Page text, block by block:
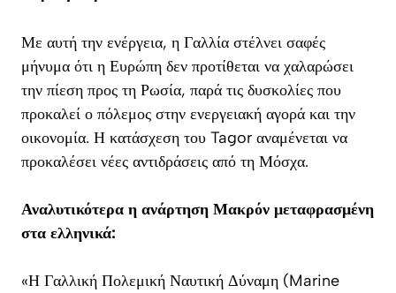
Με αυτή την ενέργεια, η Γαλλία στέλνει σαφές
μήνυμα ότι η Ευρώπη δεν προτίθεται να χαλαρώσει
την πίεση προς τη Ρωσία, παρά τις δυσκολίες που
προκαλεί ο πόλεμος στην ενεργειακή αγορά και την
οικονομία. Η κατάσχεση του Tagor αναμένεται να
προκαλέσει νέες αντιδράσεις από τη Μόσχα.
Αναλυτικότερα η ανάρτηση Μακρόν μεταφρασμένη
στα ελληνικά:
«Η Γαλλική Πολεμική Ναυτική Δύναμη (Marine